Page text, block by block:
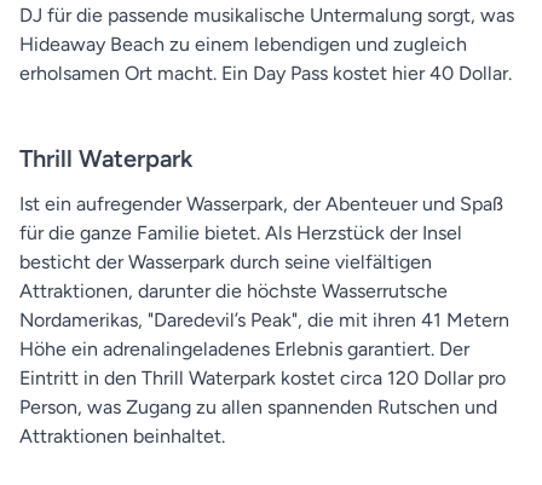
DJ für die passende musikalische Untermalung sorgt, was
Hideaway Beach zu einem lebendigen und zugleich
erholsamen Ort macht. Ein Day Pass kostet hier 40 Dollar.
Thrill Waterpark
Ist ein aufregender Wasserpark, der Abenteuer und Spaß
für die ganze Familie bietet. Als Herzstück der Insel
besticht der Wasserpark durch seine vielfältigen
Attraktionen, darunter die höchste Wasserrutsche
Nordamerikas, "Daredevil’s Peak", die mit ihren 41 Metern
Höhe ein adrenalingeladenes Erlebnis garantiert. Der
Eintritt in den Thrill Waterpark kostet circa 120 Dollar pro
Person, was Zugang zu allen spannenden Rutschen und
Attraktionen beinhaltet.